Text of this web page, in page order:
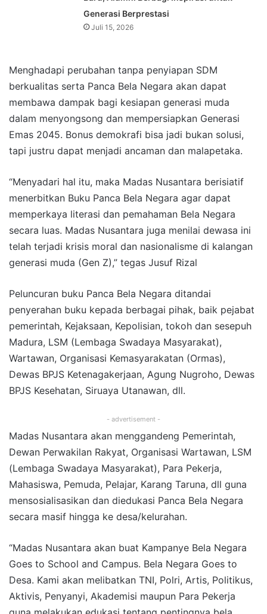
Generasi Berprestasi
Juli 15, 2026
Menghadapi perubahan tanpa penyiapan SDM
berkualitas serta Panca Bela Negara akan dapat
membawa dampak bagi kesiapan generasi muda
dalam menyongsong dan mempersiapkan Generasi
Emas 2045. Bonus demokrafi bisa jadi bukan solusi,
tapi justru dapat menjadi ancaman dan malapetaka.
“Menyadari hal itu, maka Madas Nusantara berisiatif
menerbitkan Buku Panca Bela Negara agar dapat
memperkaya literasi dan pemahaman Bela Negara
secara luas. Madas Nusantara juga menilai dewasa ini
telah terjadi krisis moral dan nasionalisme di kalangan
generasi muda (Gen Z),” tegas Jusuf Rizal
Peluncuran buku Panca Bela Negara ditandai
penyerahan buku kepada berbagai pihak, baik pejabat
pemerintah, Kejaksaan, Kepolisian, tokoh dan sesepuh
Madura, LSM (Lembaga Swadaya Masyarakat),
Wartawan, Organisasi Kemasyarakatan (Ormas),
Dewas BPJS Ketenagakerjaan, Agung Nugroho, Dewas
BPJS Kesehatan, Siruaya Utanawan, dll.
- advertisement -
Madas Nusantara akan menggandeng Pemerintah,
Dewan Perwakilan Rakyat, Organisasi Wartawan, LSM
(Lembaga Swadaya Masyarakat), Para Pekerja,
Mahasiswa, Pemuda, Pelajar, Karang Taruna, dll guna
mensosialisasikan dan diedukasi Panca Bela Negara
secara masif hingga ke desa/kelurahan.
“Madas Nusantara akan buat Kampanye Bela Negara
Goes to School and Campus. Bela Negara Goes to
Desa. Kami akan melibatkan TNI, Polri, Artis, Politikus,
Aktivis, Penyanyi, Akademisi maupun Para Pekerja